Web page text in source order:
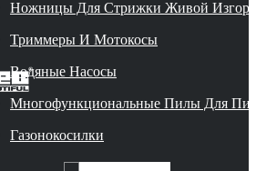
Ножницы Для Стрижки Живой
Триммеры И Мотокосы
Водяные Насосы
Многофункциональные Пилы Для
Газонокосилки